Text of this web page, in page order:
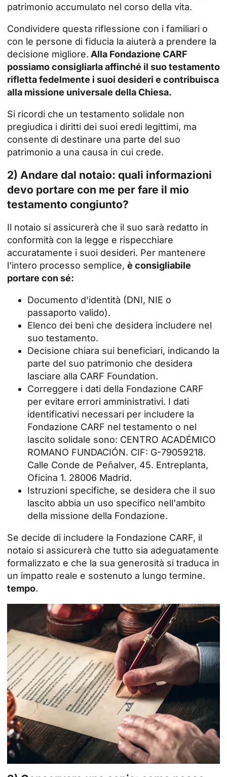
patrimonio accumulato nel corso della vita.
Condividere questa riflessione con i familiari o
con le persone di fiducia la aiuterà a prendere la
decisione migliore. Alla Fondazione CARF
possiamo consigliarla affinché il suo testamento
rifletta fedelmente i suoi desideri e contribuisca
alla missione universale della Chiesa.
Si ricordi che un testamento solidale non
pregiudica i diritti dei suoi eredi legittimi, ma
consente di destinare una parte del suo
patrimonio a una causa in cui crede.
2) Andare dal notaio: quali informazioni
devo portare con me per fare il mio
testamento congiunto?
Il notaio si assicurerà che il suo sarà redatto in
conformità con la legge e rispecchiare
accuratamente i suoi desideri. Per mantenere
l'intero processo semplice, è consigliabile
portare con sé:
Documento d'identità (DNI, NIE o
passaporto valido).
Elenco dei beni che desidera includere nel
suo testamento.
Decisione chiara sui beneficiari, indicando la
parte del suo patrimonio che desidera
lasciare alla CARF Foundation.
Correggere i dati della Fondazione CARF
per evitare errori amministrativi. I dati
identificativi necessari per includere la
Fondazione CARF nel testamento o nel
lascito solidale sono: CENTRO ACADÉMICO
ROMANO FUNDACIÓN. CIF: G-79059218.
Calle Conde de Peñalver, 45. Entreplanta,
Oficina 1. 28006 Madrid.
Istruzioni specifiche, se desidera che il suo
lascito abbia un uso specifico nell'ambito
della missione della Fondazione.
Se decide di includere la Fondazione CARF, il
notaio si assicurerà che tutto sia adeguatamente
formalizzato e che la sua generosità si traduca in
un impatto reale e sostenuto a lungo termine.
tempo.